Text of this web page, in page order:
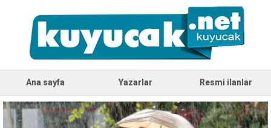
Ana sayfa Yazarlar Resmi ilanlar